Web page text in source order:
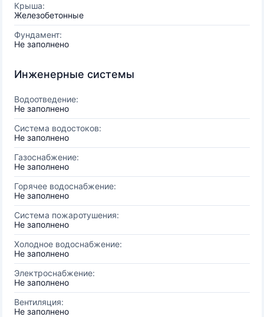
Крыша:
Железобетонные
Фундамент:
Не заполнено
Инженерные системы
Водоотведение:
Не заполнено
Система водостоков:
Не заполнено
Газоснабжение:
Не заполнено
Горячее водоснабжение:
Не заполнено
Система пожаротушения:
Не заполнено
Холодное водоснабжение:
Не заполнено
Электроснабжение:
Не заполнено
Вентиляция:
Не заполнено